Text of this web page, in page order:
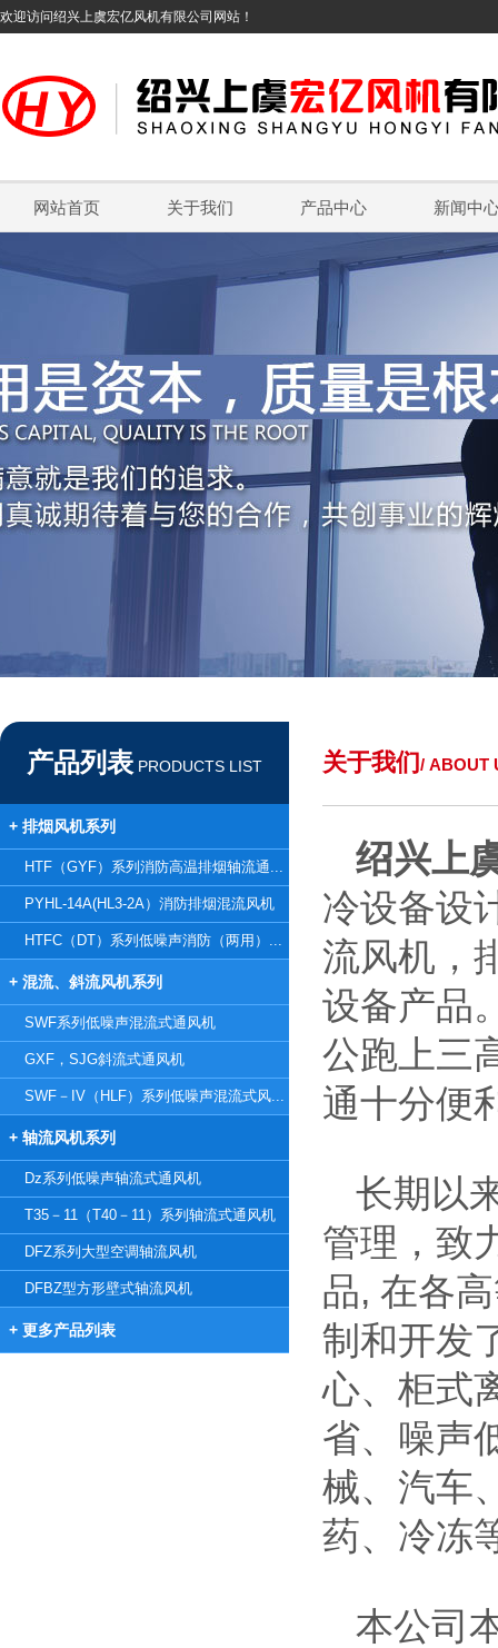
欢迎访问绍兴上虞宏亿风机有限公司网站！
网站首页 关于我们 产品中心 新闻中
产品列表 PRODUCTS LIST
+ 排烟风机系列
HTF（GYF）系列消防高温排烟轴流通...
PYHL-14A(HL3-2A）消防排烟混流风机
HTFC（DT）系列低噪声消防（两用）...
+ 混流、斜流风机系列
SWF系列低噪声混流式通风机
GXF，SJG斜流式通风机
SWF－IV（HLF）系列低噪声混流式风...
+ 轴流风机系列
Dz系列低噪声轴流式通风机
T35－11（T40－11）系列轴流式通风机
DFZ系列大型空调轴流风机
DFBZ型方形壁式轴流风机
+ 更多产品列表
关于我们/ ABOUT
绍兴上
冷设备设
流风机，
设备产品
公跑上三
通十分便
长期以
管理，致
品, 在各
制和开发
心、柜式
省、噪声
械、汽车
药、冷冻
本公司